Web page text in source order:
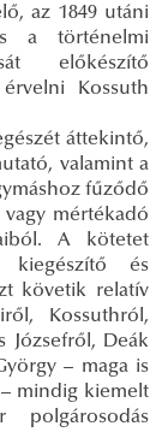
az 1849 utáni
s a történelmi
előkészítő
Kossuth
áttekintő,
valamint a
fűződő
mértékadó
A kötetet
kiegészítő és
követik relatív
Kossuthról,
Józsefről, Deák
– maga is
mindig kiemelt
polgárosodás